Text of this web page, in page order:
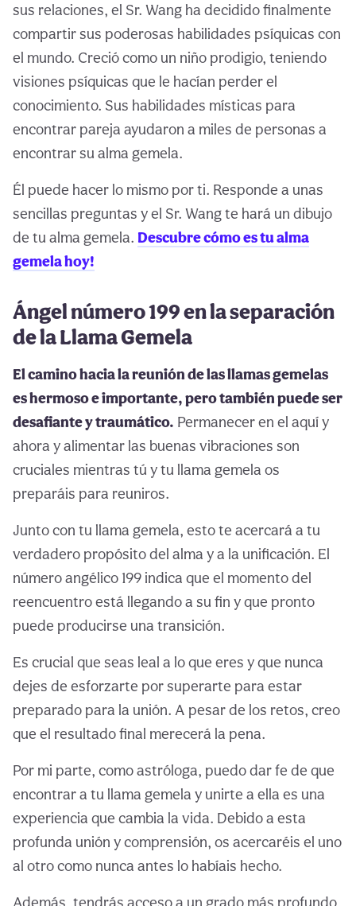
sus relaciones, el Sr. Wang ha decidido finalmente
compartir sus poderosas habilidades psíquicas con
el mundo. Creció como un niño prodigio, teniendo
visiones psíquicas que le hacían perder el
conocimiento. Sus habilidades místicas para
encontrar pareja ayudaron a miles de personas a
encontrar su alma gemela.
Él puede hacer lo mismo por ti. Responde a unas
sencillas preguntas y el Sr. Wang te hará un dibujo
de tu alma gemela. Descubre cómo es tu alma
gemela hoy!
Ángel número 199 en la separación
de la Llama Gemela
El camino hacia la reunión de las llamas gemelas
es hermoso e importante, pero también puede ser
desafiante y traumático. Permanecer en el aquí y
ahora y alimentar las buenas vibraciones son
cruciales mientras tú y tu llama gemela os
preparáis para reuniros.
Junto con tu llama gemela, esto te acercará a tu
verdadero propósito del alma y a la unificación. El
número angélico 199 indica que el momento del
reencuentro está llegando a su fin y que pronto
puede producirse una transición.
Es crucial que seas leal a lo que eres y que nunca
dejes de esforzarte por superarte para estar
preparado para la unión. A pesar de los retos, creo
que el resultado final merecerá la pena.
Por mi parte, como astróloga, puedo dar fe de que
encontrar a tu llama gemela y unirte a ella es una
experiencia que cambia la vida. Debido a esta
profunda unión y comprensión, os acercaréis el uno
al otro como nunca antes lo habíais hecho.
Además, tendrás acceso a un grado más profundo